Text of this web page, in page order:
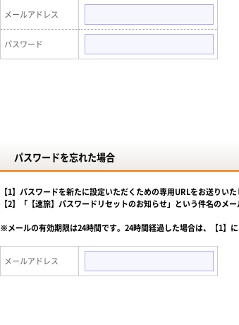
メールアドレス
パスワード
パスワードを忘れた場合
【1】パスワードを新たに設定いただくための専用URLをお送りい
【2】「【速旅】パスワードリセットのお知らせ」という件名のメ
※メールの有効期限は24時間です。24時間経過した場合は、【1】
メールアドレス